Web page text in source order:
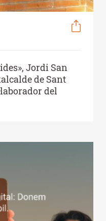
Jordi San
de Sant
del